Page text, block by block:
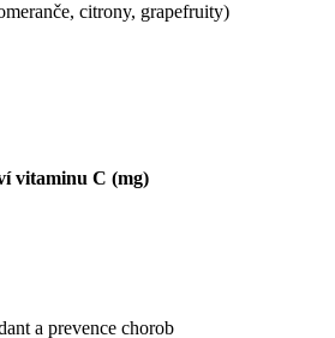
citrony, grapefruity)
vitaminu C (mg)